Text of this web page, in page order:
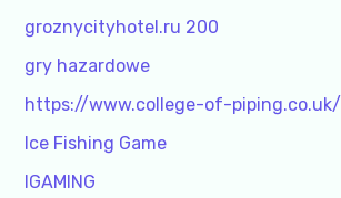
groznycityhotel.ru 200
gry hazardowe
https://www.college-of-piping.co.uk/
Ice Fishing Game
IGAMING